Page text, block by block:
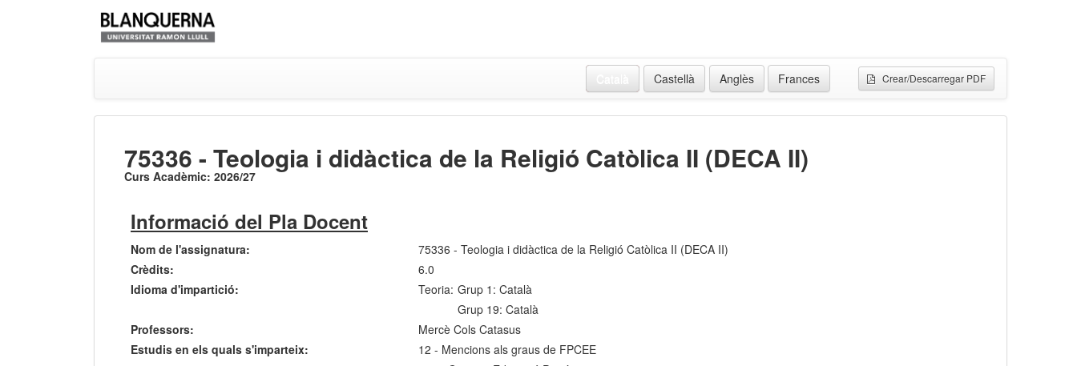
Crear/Descarregar PDF
Castellà Anglès Frances
75336 - Teologia i didàctica de la Religió Catòlica II (DECA II)
Curs Acadèmic: 2026/27
Informació del Pla Docent
Nom de l'assignatura:
75336 - Teologia i didàctica de la Religió Catòlica II (DECA II)
Crèdits:
6.0
Idioma d'impartició:
Teoria: Grup 1: Català
Grup 19: Català
Professors:
Mercè Cols Catasus
Estudis en els quals s'imparteix:
12 - Mencions als graus de FPCEE